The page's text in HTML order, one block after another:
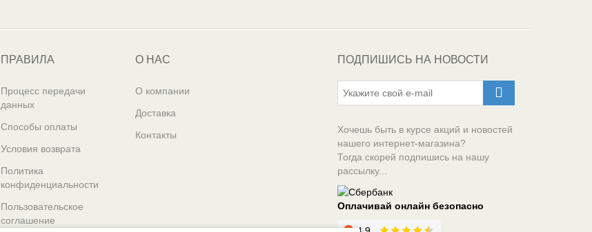
ПРАВИЛА
Процесс передачи
данных
Способы оплаты
Условия возврата
Политика
конфиденциальности
Пользовательское
соглашение
О НАС
О компании
Доставка
Контакты
ПОДПИШИСЬ НА НОВОСТИ
Хочешь быть в курсе акций и новостей
нашего интернет-магазина?
Тогда скорей подпишись на нашу
рассылку...
Оплачивай онлайн безопасно